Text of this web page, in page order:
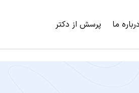
درباره ما پرسش از دکتر